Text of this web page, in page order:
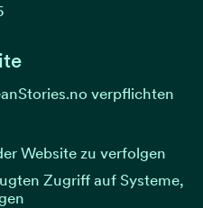
verpflichten
Website zu verfolgen
Zugriff auf Systeme,